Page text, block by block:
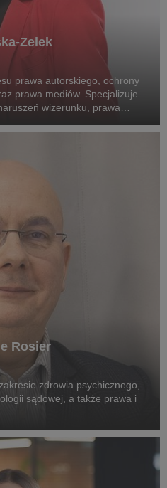
Zelek
prawa autorskiego, ochrony
prawa mediów. Specjalizuje
wizerunku, prawa
Rosier
zdrowia psychicznego,
sądowej, a także prawa i